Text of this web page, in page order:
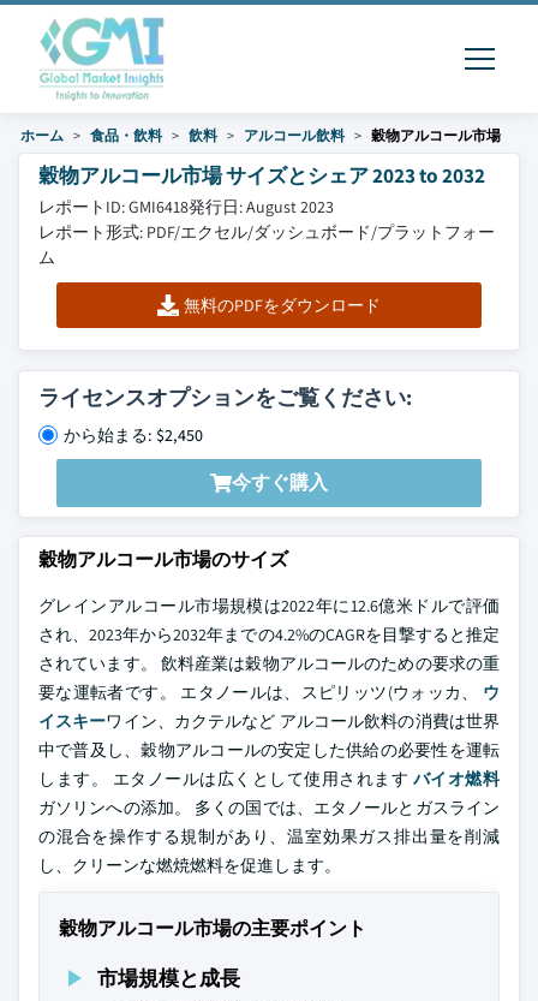
ホーム 食品・飲料 飲料 アルコール飲料 穀物アルコール市場
穀物アルコール市場 サイズとシェア 2023 to 2032
レポートID: GMI6418発行日: August 2023
レポート形式: PDF/エクセル/ダッシュボード/プラットフォー
ム
無料のPDFをダウンロード
ライセンスオプションをご覧ください:
から始まる: $2,450
今すぐ購入
穀物アルコール市場のサイズ
グレインアルコール市場規模は2022年に12.6億米ドルで評価
され、2023年から2032年までの4.2%のCAGRを目撃すると推定
されています。 飲料産業は穀物アルコールのための要求の重
要な運転者です。 エタノールは、スピリッツ(ウォッカ、 ウ
イスキーワイン、カクテルなど アルコール飲料の消費は世界
中で普及し、穀物アルコールの安定した供給の必要性を運転
します。 エタノールは広くとして使用されます バイオ燃料
ガソリンへの添加。 多くの国では、エタノールとガスライン
の混合を操作する規制があり、温室効果ガス排出量を削減
し、クリーンな燃焼燃料を促進します。
穀物アルコール市場の主要ポイント
市場規模と成長